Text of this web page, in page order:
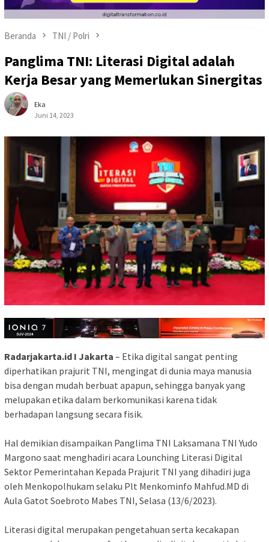
Beranda TNI / Polri
Panglima TNI: Literasi Digital adalah
Kerja Besar yang Memerlukan Sinergitas
Eka
Juni 14, 2023
Radarjakarta.id I Jakarta – Etika digital sangat penting
diperhatikan prajurit TNI, mengingat di dunia maya manusia
bisa dengan mudah berbuat apapun, sehingga banyak yang
melupakan etika dalam berkomunikasi karena tidak
berhadapan langsung secara fisik.
Hal demikian disampaikan Panglima TNI Laksamana TNI Yudo
Margono saat menghadiri acara Lounching Literasi Digital
Sektor Pemerintahan Kepada Prajurit TNI yang dihadiri juga
oleh Menkopolhukam selaku Plt Menkominfo Mahfud.MD di
Aula Gatot Soebroto Mabes TNI, Selasa (13/6/2023).
Literasi digital merupakan pengetahuan serta kecakapan